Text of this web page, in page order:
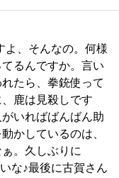
よ、そんなの。何様
るんですか。言い
たら、拳銃使って
鹿は見殺しです
いればばんばん助
かしているのは、
。久しぶりに
な♪最後に古賀さん